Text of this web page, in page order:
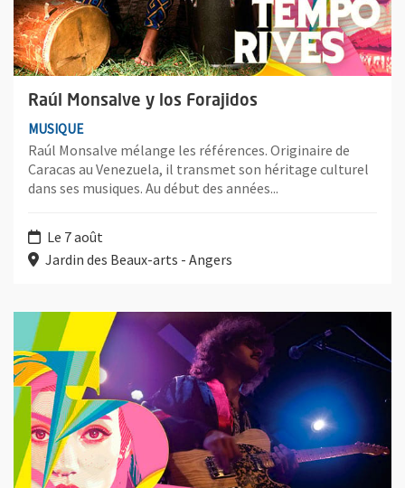
Raúl Monsalve y los Forajidos
MUSIQUE
Raúl Monsalve mélange les références. Originaire de
Caracas au Venezuela, il transmet son héritage culturel
dans ses musiques. Au début des années...
Le 7 août
Jardin des Beaux-arts - Angers
Plus d'information sur l'évènement : Braise